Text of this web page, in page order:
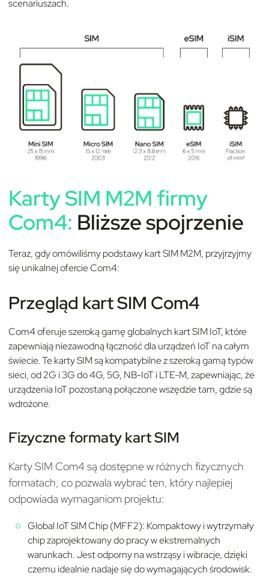
scenariuszach.
Karty SIM M2M firmy
Com4: Bliższe spojrzenie
Teraz, gdy omówiliśmy podstawy kart SIM M2M, przyjrzyjmy
się unikalnej ofercie Com4:
Przegląd kart SIM Com4
Com4 oferuje szeroką gamę globalnych kart SIM IoT, które
zapewniają niezawodną łączność dla urządzeń IoT na całym
świecie. Te karty SIM są kompatybilne z szeroką gamą typów
sieci, od 2G i 3G do 4G, 5G, NB-IoT i LTE-M, zapewniając, że
urządzenia IoT pozostaną połączone wszędzie tam, gdzie są
wdrożone.
Fizyczne formaty kart SIM
Karty SIM Com4 są dostępne w różnych fizycznych
formatach, co pozwala wybrać ten, który najlepiej
odpowiada wymaganiom projektu:
Global IoT SIM Chip (MFF2): Kompaktowy i wytrzymały
chip zaprojektowany do pracy w ekstremalnych
warunkach. Jest odporny na wstrząsy i wibracje, dzięki
czemu idealnie nadaje się do wymagających środowisk.